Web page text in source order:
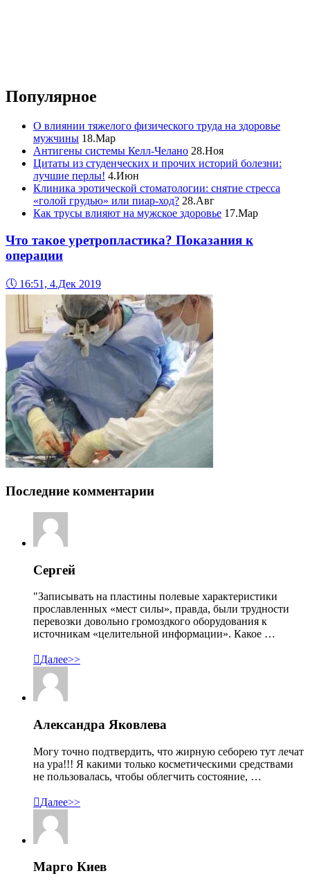
Популярное
О влиянии тяжелого физического труда на здоровье
мужчины 18.Мар
Антигены системы Келл-Челано 28.Ноя
Цитаты из студенческих и прочих историй болезни:
лучшие перлы! 4.Июн
Клиника эротической стоматологии: снятие стресса
«голой грудью» или пиар-ход? 28.Авг
Как трусы влияют на мужское здоровье 17.Мар
Что такое уретропластика? Показания к
операции
🕔 16:51, 4.Дек 2019
Последние комментарии
Сергей
"Записывать на пластины полевые характеристики
прославленных «мест силы», правда, были трудности
перевозки довольно громоздкого оборудования к
источникам «целительной информации». Какое …
Далее>>
Александра Яковлева
Могу точно подтвердить, что жирную себорею тут лечат
на ура!!! Я какими только косметическими средствами
не пользовалась, чтобы облегчить состояние, …
Далее>>
Марго Киев